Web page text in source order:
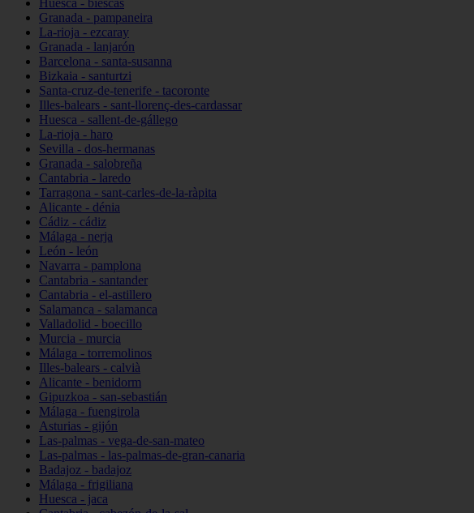
Huesca - biescas
Granada - pampaneira
La-rioja - ezcaray
Granada - lanjarón
Barcelona - santa-susanna
Bizkaia - santurtzi
Santa-cruz-de-tenerife - tacoronte
Illes-balears - sant-llorenç-des-cardassar
Huesca - sallent-de-gállego
La-rioja - haro
Sevilla - dos-hermanas
Granada - salobreña
Cantabria - laredo
Tarragona - sant-carles-de-la-ràpita
Alicante - dénia
Cádiz - cádiz
Málaga - nerja
León - león
Navarra - pamplona
Cantabria - santander
Cantabria - el-astillero
Salamanca - salamanca
Valladolid - boecillo
Murcia - murcia
Málaga - torremolinos
Illes-balears - calvià
Alicante - benidorm
Gipuzkoa - san-sebastián
Málaga - fuengirola
Asturias - gijón
Las-palmas - vega-de-san-mateo
Las-palmas - las-palmas-de-gran-canaria
Badajoz - badajoz
Málaga - frigiliana
Huesca - jaca